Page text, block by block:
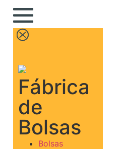
Fábrica
de
Bolsas
Bolsas